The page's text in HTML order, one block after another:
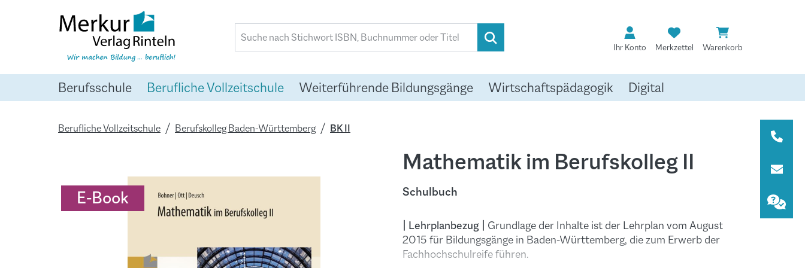
Zur Hauptnavigation springen
Merkzettel
Ihr Konto Warenkorb
Berufsschule Berufliche Vollzeitschule Weiterführende Bildungsgänge Wirtschaftspädagogik Digital
Berufliche Vollzeitschule Berufskolleg Baden-Württemberg BK II
E-Book
Bildergalerie überspringen Mathematik im Berufskolleg II
Schulbuch
| Lehrplanbezug |
Grundlage der Inhalte ist der Lehrplan vom August
2015 für Bildungsgänge in Baden-Württemberg, die zum Erwerb der
Fachhochschulreife führen.